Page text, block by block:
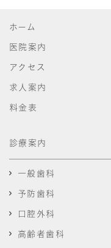
ホーム
医院案内
アクセス
求人案内
料金表
診療案内
一般歯科
予防歯科
口腔外科
高齢者歯科